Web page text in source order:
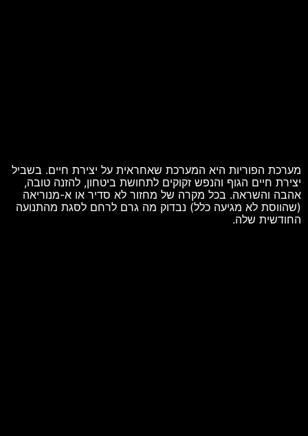
מערכת הפוריות היא המערכת שאחראית על יצירת חיים. בשביל
יצירת חיים הגוף והנפש זקוקים לתחושת ביטחון, להזנה טובה,
אהבה והשראה. בכל מקרה של מחזור לא סדיר או א-מנוריאה
(שהווסת לא מגיעה כלל) נבדוק מה גרם לרחם לסגת מהתנועה
החודשית שלה.